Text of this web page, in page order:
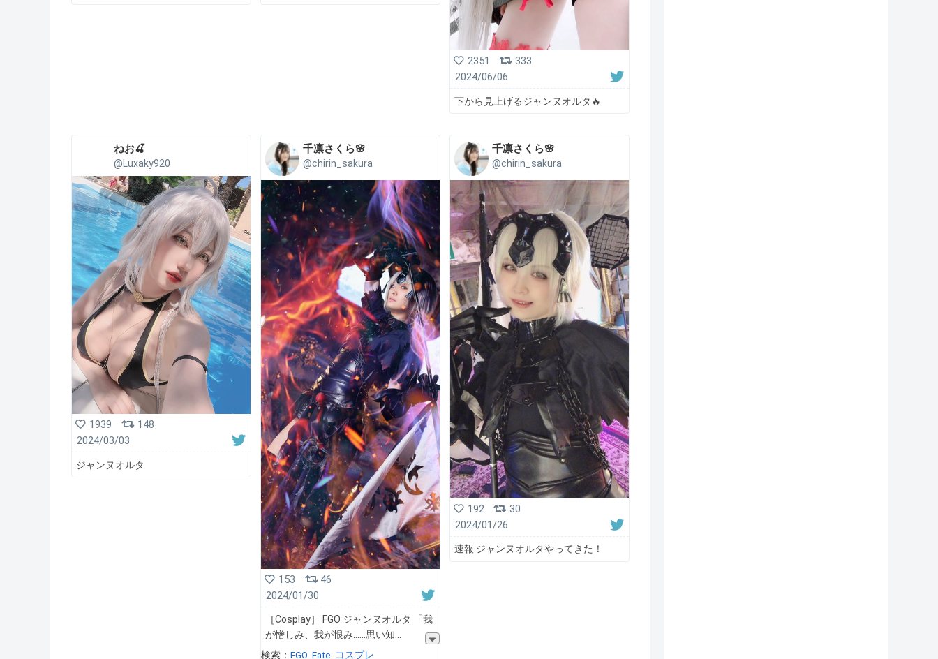
2351
333
2024/06/06
下から見上げるジャンヌオルタ🔥
ねお🍒
@Luxaky920
1939
148
2024/03/03
ジャンヌオルタ
千凛さくら🌸
@chirin_sakura
153
46
2024/01/30
［Cosplay］ FGO ジャンヌオルタ 「我
が憎しみ、我が恨み……思い知
検索： FGO Fate コスプレ
千凛さくら🌸
@chirin_sakura
192
30
2024/01/26
速報 ジャンヌオルタやってきた！